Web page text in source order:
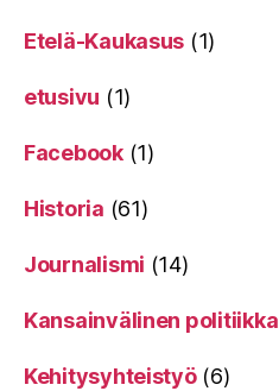
Etelä-Kaukasus (1)
etusivu (1)
Facebook(1)
Historia (61)
Journalismi (14)
Kansainvälinen politiikka
Kehitysyhteistyö(6)